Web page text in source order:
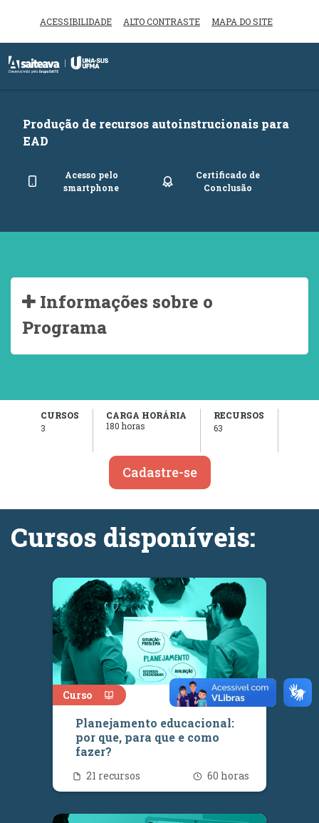
ACESSIBILIDADE ALTO CONTRASTE MAPA DO SITE
Inicio do menu
Produção de recursos autoinstrucionais para
EAD
Acesso pelo
smartphone
Certificado de
Conclusão
Informações sobre o
Programa
CURSOS
3
CARGA HORÁRIA
180 horas
RECURSOS
63
Cadastre-se
Cursos disponíveis:
Curso
Planejamento educacional:
por que, para que e como
fazer?
21 recursosQuantidade de recursos
60 horas